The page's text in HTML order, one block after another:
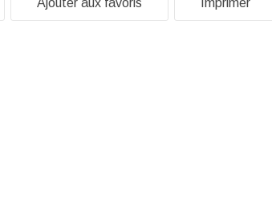
Ajouter aux favoris Imprimer